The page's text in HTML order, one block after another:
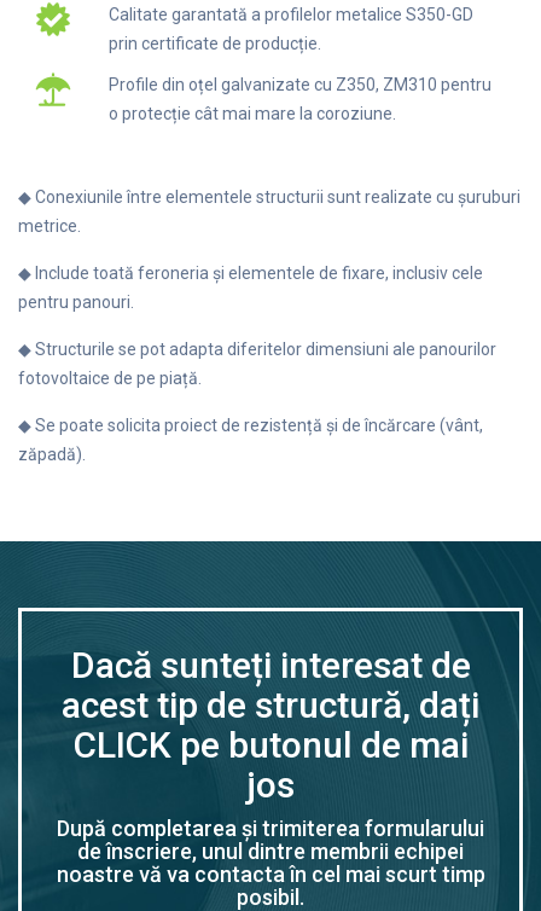
Calitate garantată a profilelor metalice S350-GD
prin certificate de producție.
Profile din oțel galvanizate cu Z350, ZM310 pentru
o protecție cât mai mare la coroziune.
◆ Conexiunile între elementele structurii sunt realizate cu șuruburi
metrice.
◆ Include toată feroneria și elementele de fixare, inclusiv cele
pentru panouri.
◆ Structurile se pot adapta diferitelor dimensiuni ale panourilor
fotovoltaice de pe piață.
◆ Se poate solicita proiect de rezistență și de încărcare (vânt,
zăpadă).
Dacă sunteți interesat de
acest tip de structură, dați
CLICK pe butonul de mai
jos
După completarea și trimiterea formularului
de înscriere, unul dintre membrii echipei
noastre vă va contacta în cel mai scurt timp
posibil.